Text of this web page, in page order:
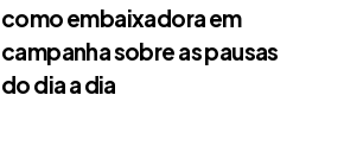
como embaixadora em
campanha sobre as pausas
do dia a dia